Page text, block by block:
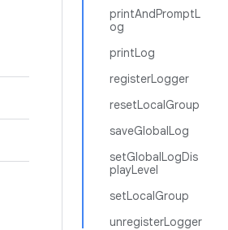
printAndPromptL
og
printLog
registerLogger
resetLocalGroup
saveGlobalLog
setGlobalLogDis
playLevel
setLocalGroup
unregisterLogger